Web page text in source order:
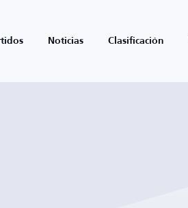
Noticias Clasificación